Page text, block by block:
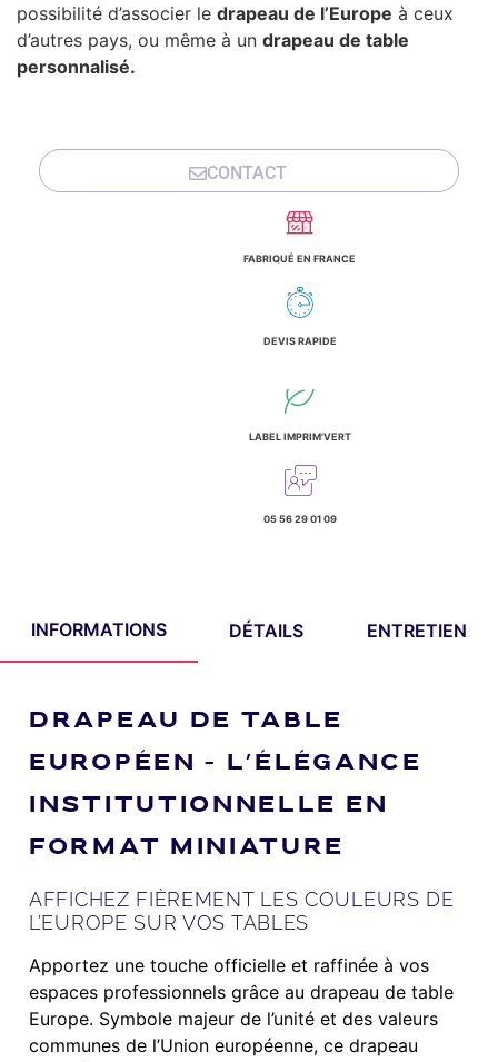
possibilité d’associer le drapeau de l’Europe à ceux
d’autres pays, ou même à un drapeau de table
personnalisé.
CONTACT
FABRIQUÉ EN FRANCE
DEVIS RAPIDE
LABEL IMPRIM'VERT
05 56 29 01 09
INFORMATIONS DÉTAILS ENTRETIEN
DRAPEAU DE TABLE
EUROPÉEN – L’ÉLÉGANCE
INSTITUTIONNELLE EN
FORMAT MINIATURE
AFFICHEZ FIÈREMENT LES COULEURS DE
L’EUROPE SUR VOS TABLES
Apportez une touche officielle et raffinée à vos
espaces professionnels grâce au drapeau de table
Europe. Symbole majeur de l’unité et des valeurs
communes de l’Union européenne, ce drapeau